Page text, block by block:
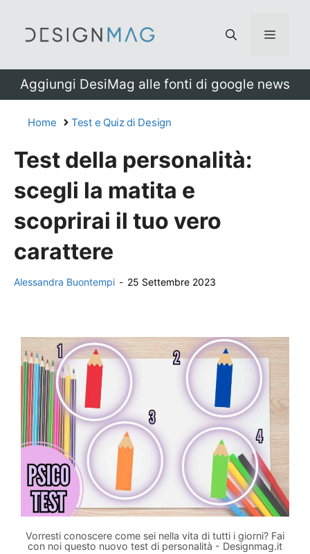
Menu
Aggiungi DesiMag alle fonti di google news
Home Test e Quiz di Design
Test della personalità:
scegli la matita e
scoprirai il tuo vero
carattere
Alessandra Buontempi - 25 Settembre 2023
Vorresti conoscere come sei nella vita di tutti i giorni? Fai
con noi questo nuovo test di personalità - Designmag.it